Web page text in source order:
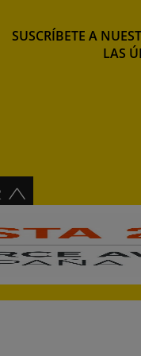
SUSCRÍBETE A
LAS